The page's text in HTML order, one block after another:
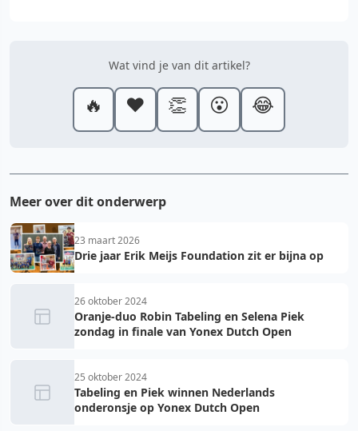
Wat vind je van dit artikel?
🔥 ❤️ 👏 😮 😂
Meer over dit onderwerp
23 maart 2026
Drie jaar Erik Meijs Foundation zit er bijna op
26 oktober 2024
Oranje-duo Robin Tabeling en Selena Piek
zondag in finale van Yonex Dutch Open
25 oktober 2024
Tabeling en Piek winnen Nederlands
onderonsje op Yonex Dutch Open